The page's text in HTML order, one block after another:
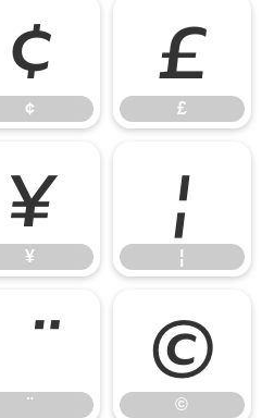
¢
¢
£
£
¥
¥
¦
¦
¨
©
©